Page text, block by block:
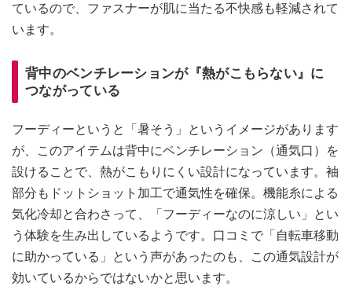
ているので、ファスナーが肌に当たる不快感も軽減されて
います。
背中のベンチレーションが『熱がこもらない』に
つながっている
フーディーというと「暑そう」というイメージがあります
が、このアイテムは背中にベンチレーション（通気口）を
設けることで、熱がこもりにくい設計になっています。袖
部分もドットショット加工で通気性を確保。機能糸による
気化冷却と合わさって、「フーディーなのに涼しい」とい
う体験を生み出しているようです。口コミで「自転車移動
に助かっている」という声があったのも、この通気設計が
効いているからではないかと思います。